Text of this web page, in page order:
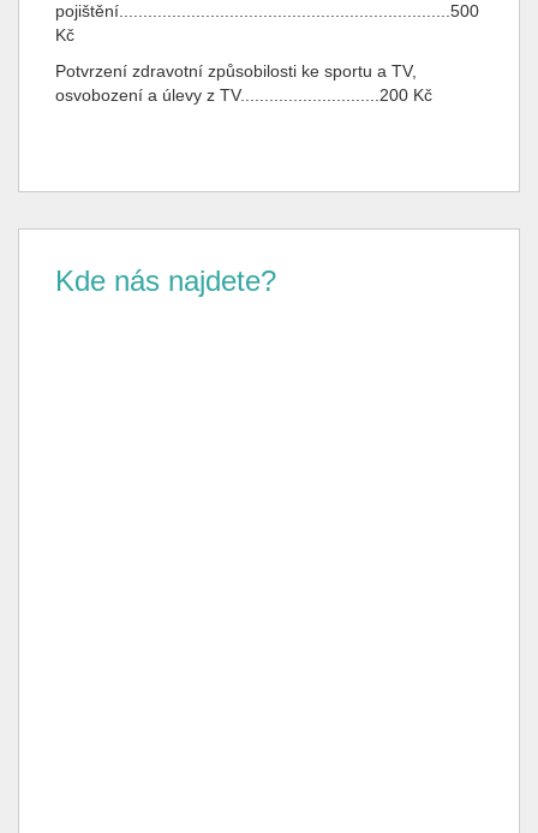
pojištění.....................................................................500
Kč
Potvrzení zdravotní způsobilosti ke sportu a TV,
osvobození a úlevy z TV.............................200 Kč
Kde nás najdete?